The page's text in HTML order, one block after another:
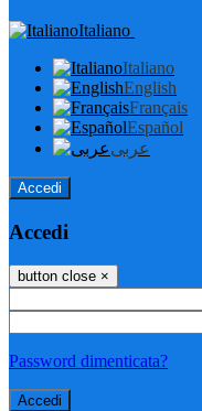
Italiano
Italiano
English
Français
Español
عربى
Accedi
Accedi
button close ×
Password dimenticata?